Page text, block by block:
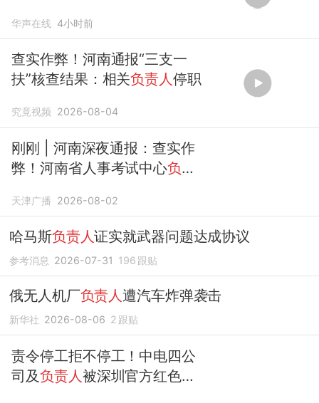
华声在线 4小时前
查实作弊！河南通报“三支一
扶”核查结果：相关负责人停职
究竟视频 2026-08-04
刚刚 | 河南深夜通报：查实作
弊！河南省人事考试中心负责
天津广播 2026-08-02
哈马斯负责人证实就武器问题达成协议
参考消息 2026-07-31 196 跟贴
俄无人机厂负责人遭汽车炸弹袭击
新华社 2026-08-06 2 跟贴
责令停工拒不停工！中电四公
司及负责人被深圳官方红色警